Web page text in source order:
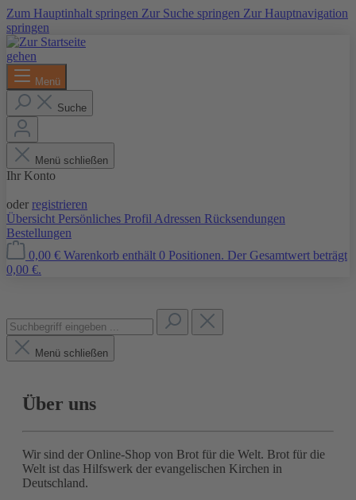
Zum Hauptinhalt springen Zur Suche springen Zur Hauptnavigation
springen
Menü
Suche
Menü schließen
Ihr Konto
oder registrieren
Übersicht Persönliches Profil Adressen Rücksendungen
Bestellungen
0,00 € Warenkorb enthält 0 Positionen. Der Gesamtwert beträgt
0,00 €.
Menü schließen
Über uns
Wir sind der Online-Shop von Brot für die Welt. Brot für die
Welt ist das Hilfswerk der evangelischen Kirchen in
Deutschland.